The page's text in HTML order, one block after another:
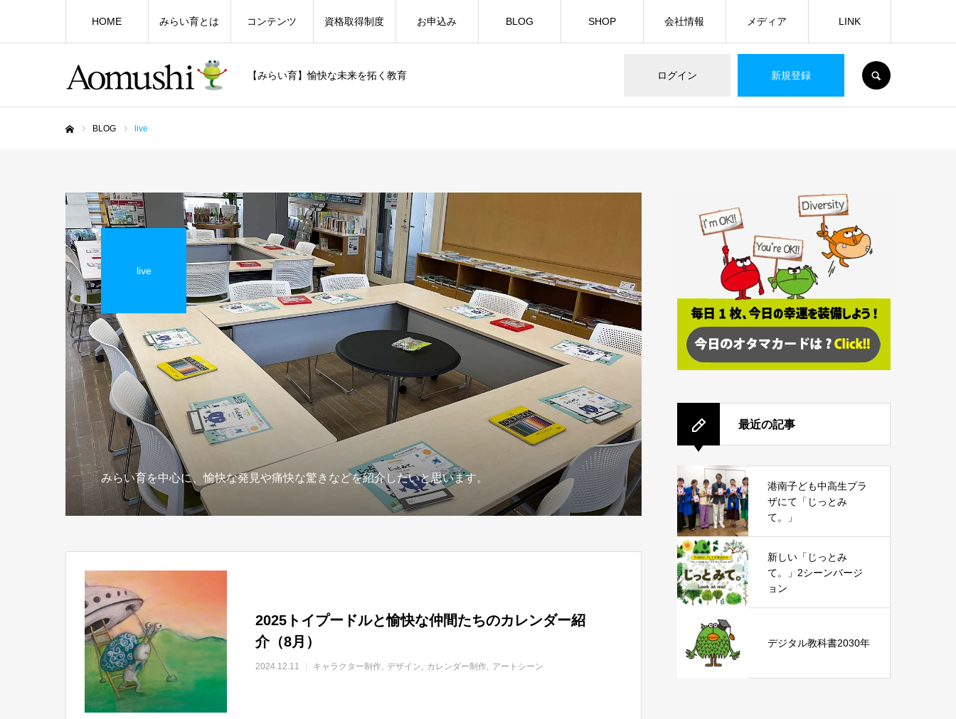
【みらい育】愉快な未来を拓く教育 ログイン 新規登録
HOME みらい育とは コンテンツ 資格取得制度 お申込み BLOG SHOP 会社情報 メディア LINK
BLOG live
live
みらい育を中心に、愉快な発見や痛快な驚きなどを紹介したいと思います。
2025トイプードルと愉快な仲間たちのカレンダー紹
介（8月）
2024.12.11 キャラクター制作 デザイン カレンダー制作 アートシーン
最近の記事
港南子ども中高生プラ
ザにて「じっとみ
て。」
新しい「じっとみ
て。」2シーンバージ
ョン
デジタル教科書2030年